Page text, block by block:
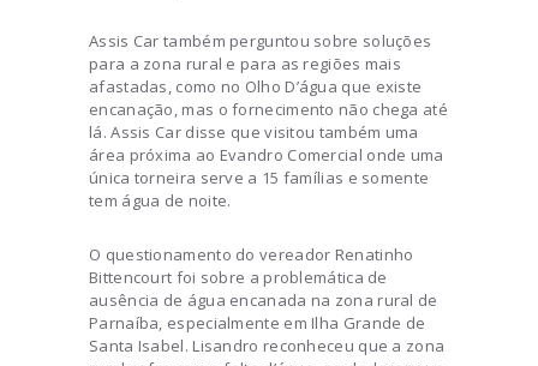
Assis Car também perguntou sobre soluções
para a zona rural e para as regiões mais
afastadas, como no Olho D’água que existe
encanação, mas o fornecimento não chega até
lá. Assis Car disse que visitou também uma
área próxima ao Evandro Comercial onde uma
única torneira serve a 15 famílias e somente
tem água de noite.
O questionamento do vereador Renatinho
Bittencourt foi sobre a problemática de
ausência de água encanada na zona rural de
Parnaíba, especialmente em Ilha Grande de
Santa Isabel. Lisandro reconheceu que a zona